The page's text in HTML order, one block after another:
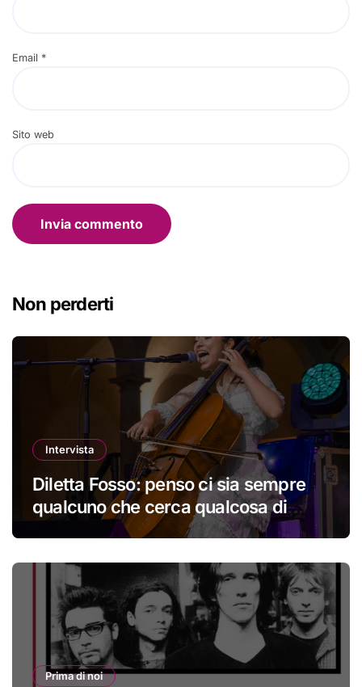
Email *
Sito web
Non perderti
Intervista
Diletta Fosso: penso ci sia sempre
qualcuno che cerca qualcosa di
Prima di noi